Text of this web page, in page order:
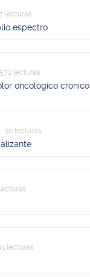
lecturas
espectro
572 lecturas
oncológico crónico
30 lecturas
lecturas